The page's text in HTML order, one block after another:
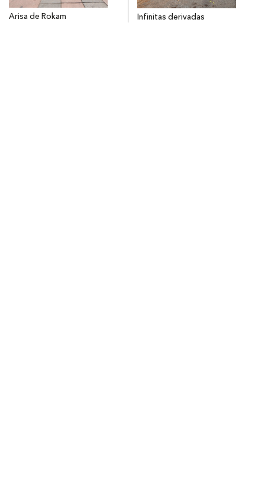
Arisa de Rokam Infinitas derivadas